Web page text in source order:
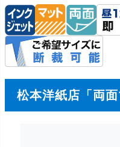
松本洋紙店「両